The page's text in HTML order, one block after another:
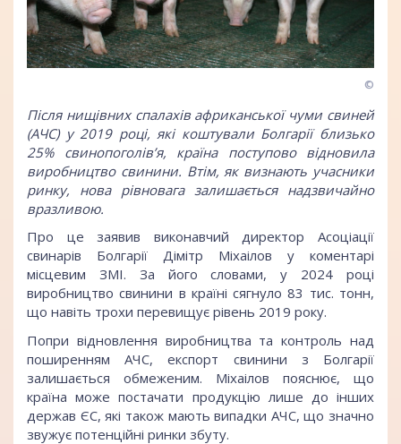
©
Після нищівних спалахів африканської чуми свиней
(АЧС) у 2019 році, які коштували Болгарії близько
25% свинопоголів’я, країна поступово відновила
виробництво свинини. Втім, як визнають учасники
ринку, нова рівновага залишається надзвичайно
вразливою.
Про це заявив виконавчий директор Асоціації
свинарів Болгарії Дімітр Міхаілов у коментарі
місцевим ЗМІ. За його словами, у 2024 році
виробництво свинини в країні сягнуло 83 тис. тонн,
що навіть трохи перевищує рівень 2019 року.
Попри відновлення виробництва та контроль над
поширенням АЧС, експорт свинини з Болгарії
залишається обмеженим. Міхаілов пояснює, що
країна може постачати продукцію лише до інших
держав ЄС, які також мають випадки АЧС, що значно
звужує потенційні ринки збуту.